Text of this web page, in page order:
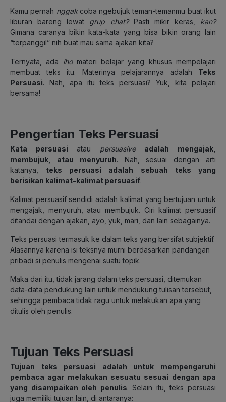
Kamu pernah nggakcoba ngebujuk teman-temanmu buat ikut
liburan bareng lewat grup chat?Pasti mikir keras, kan?
Gimana caranya bikin kata-kata yang bisa bikin orang lain
“terpanggil” nih buat mau sama ajakan kita?
Ternyata, ada lho materi belajar yang khusus mempelajari
membuat teks itu. Materinya pelajarannya adalah Teks
Persuasi. Nah, apa itu teks persuasi? Yuk, kita pelajari
bersama!
Pengertian Teks Persuasi
Kata persuasi atau persuasive adalah mengajak,
membujuk, atau menyuruh. Nah, sesuai dengan arti
katanya, teks persuasi adalah
sebuah teks yang
berisikan kalimat-kalimat persuasif.
Kalimat persuasif sendidi adalah kalimat yang bertujuan untuk
mengajak, menyuruh, atau membujuk. Ciri kalimat persuasif
ditandai dengan ajakan, ayo, yuk, mari, dan lain sebagainya.
Teks persuasi termasuk ke dalam teks yang bersifat subjektif.
Alasannya karena isi teksnya murni berdasarkan pandangan
pribadi si penulis mengenai suatu topik.
Maka dari itu, tidak jarang dalam teks persuasi, ditemukan
data-data pendukung lain untuk mendukung tulisan tersebut,
sehingga pembaca tidak ragu untuk melakukan apa yang
ditulis oleh penulis.
Tujuan Teks Persuasi
Tujuan teks persuasi adalah untuk mempengaruhi
pembaca agar melakukan sesuatu sesuai dengan apa
yang disampaikan oleh penulis. Selain itu, teks persuasi
juga memiliki tujuan lain, di antaranya: